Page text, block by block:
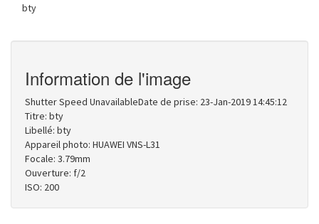
bty
Information de l'image
Shutter Speed UnavailableDate de prise: 23-Jan-2019 14:45:12
Titre: bty
Libellé: bty
Appareil photo: HUAWEI VNS-L31
Focale: 3.79mm
Ouverture: f/2
ISO: 200